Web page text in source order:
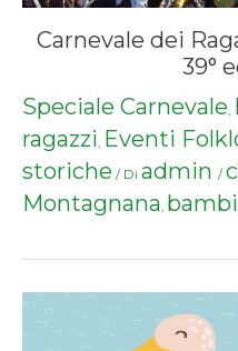
Carnevale dei
39°
Speciale Carnevale,
ragazzi, Eventi
storiche / Di admin /
Montagnana,